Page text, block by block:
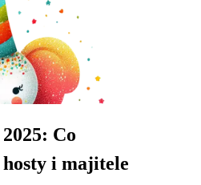
Co
i majitele